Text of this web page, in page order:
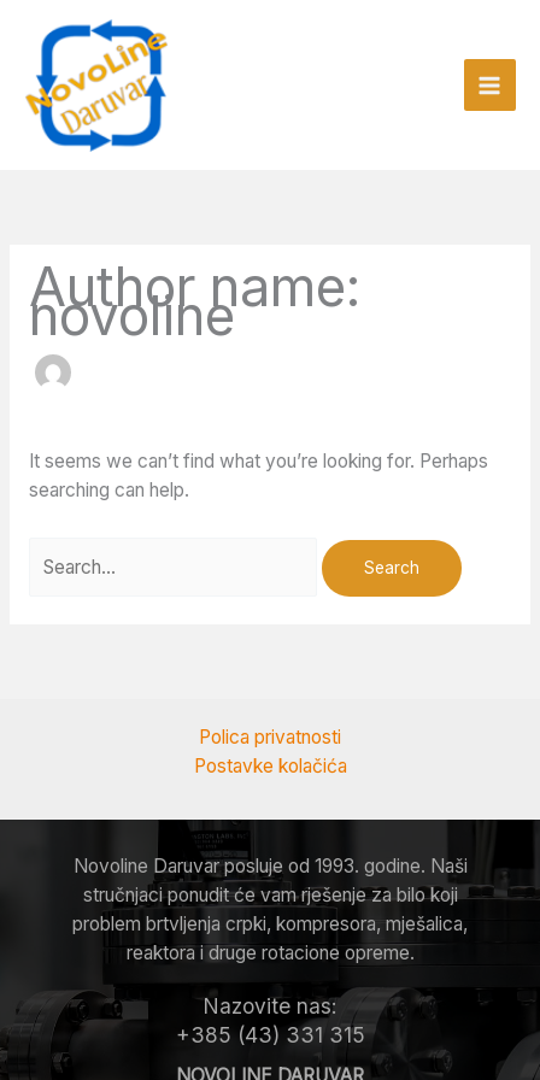
content
Author name:
novoline
It seems we can’t find what you’re looking for. Perhaps
searching can help.
Polica privatnosti
Postavke kolačića
Novoline Daruvar posluje od 1993. godine. Naši
stručnjaci ponudit će vam rješenje za bilo koji
problem brtvljenja crpki, kompresora, mješalica,
reaktora i druge rotacione opreme.
Nazovite nas:
+385 (43) 331 315
NOVOLINE DARUVAR